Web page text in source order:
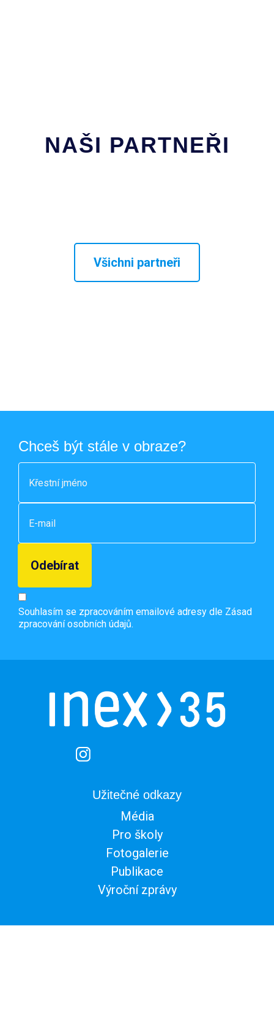
NAŠI PARTNEŘI
Všichni partneři
Chceš být stále v obraze?
Souhlasím se zpracováním emailové adresy dle Zásad
zpracování osobních údajů.
Užitečné odkazy
Média
Pro školy
Fotogalerie
Publikace
Výroční zprávy